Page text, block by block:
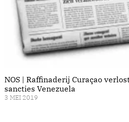
NOS | Raffinaderij Curaçao
sancties Venezuela
3 MEI 2019